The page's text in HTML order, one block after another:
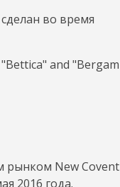
во время
рынком New Covent
2016 года.